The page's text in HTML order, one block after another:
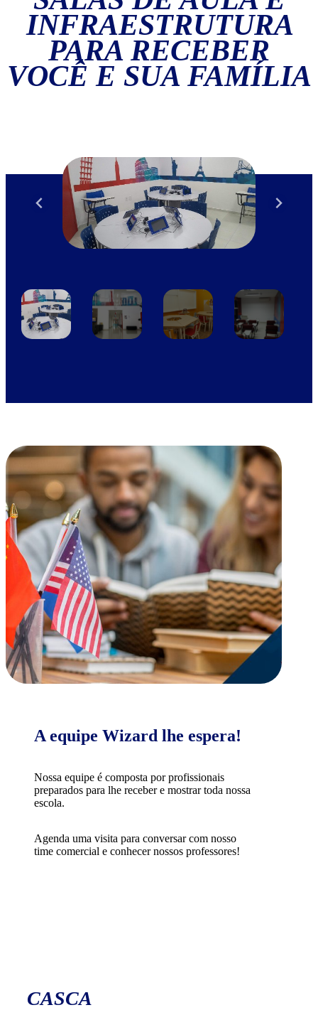
INFRAESTRUTURA
PARA RECEBER
VOCÊ E SUA FAMÍLIA
A equipe Wizard lhe espera!
Nossa equipe é composta por profissionais
preparados para lhe receber e mostrar toda nossa
escola.
Agenda uma visita para conversar com nosso
time comercial e conhecer nossos professores!
CASCA